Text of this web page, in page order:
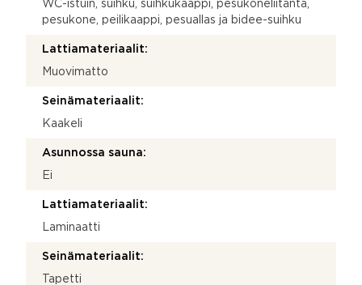
WC-istuin, suihku, suihkukaappi, pesukoneliitäntä,
pesukone, peilikaappi, pesuallas ja bidee-suihku
Lattiamateriaalit:
Muovimatto
Seinämateriaalit:
Kaakeli
Asunnossa sauna:
Ei
Lattiamateriaalit:
Laminaatti
Seinämateriaalit:
Tapetti